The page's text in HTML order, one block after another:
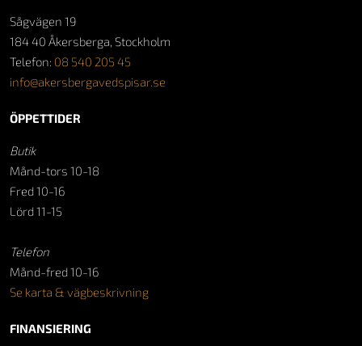
Sågvägen 19
184 40 Åkersberga, Stockholm
Telefon: 08 540 205 45
info@akersbergavedspisar.se
ÖPPETTIDER
Butik
Månd-tors 10-18
Fred 10-16
Lörd 11-15
Telefon
Månd-fred 10-16
Se karta & vägbeskrivning
FINANSIERING